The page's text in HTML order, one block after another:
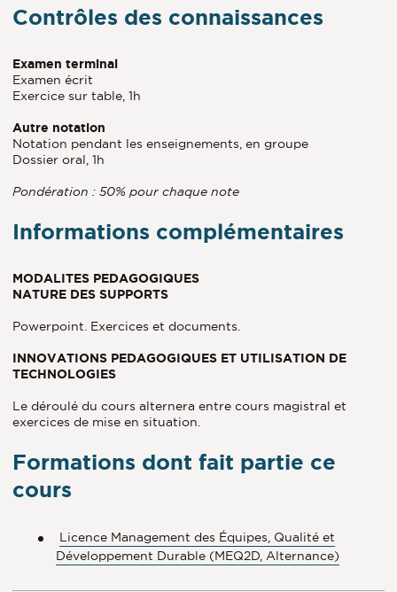
Contrôles des connaissances
Examen terminal
Examen écrit
Exercice sur table, 1h
Autre notation
Notation pendant les enseignements, en groupe
Dossier oral, 1h
Pondération : 50% pour chaque note
Informations complémentaires
MODALITES PEDAGOGIQUES
NATURE DES SUPPORTS
Powerpoint. Exercices et documents.
INNOVATIONS PEDAGOGIQUES ET UTILISATION DE
TECHNOLOGIES
Le déroulé du cours alternera entre cours magistral et
exercices de mise en situation.
Formations dont fait partie ce
cours
Licence Management des Équipes, Qualité et
Développement Durable (MEQ2D, Alternance)